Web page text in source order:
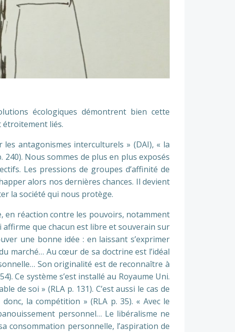
écologiques démontrent bien cette
étroitement liés.
les antagonismes interculturels » (DAI), « la
Nous sommes de plus en plus exposés
Les pressions de groupes d’affinité de
alors nos dernières chances. Il devient
la société qui nous protège.
en réaction contre les pouvoirs, notamment
affirme que chacun est libre et souverain sur
une bonne idée : en laissant s’exprimer
marché… Au cœur de sa doctrine est l’idéal
Son originalité est de reconnaître à
Ce système s’est installé au Royaume Uni.
de soi » (RLA p. 131). C’est aussi le cas de
la compétition » (RLA p. 35). « Avec le
personnel… Le libéralisme ne
consommation personnelle, l’aspiration de